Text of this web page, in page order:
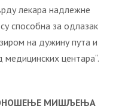
лекара надлежне
способна за одлазак
на дужину пута и
центара“.
МИШЉЕЊА